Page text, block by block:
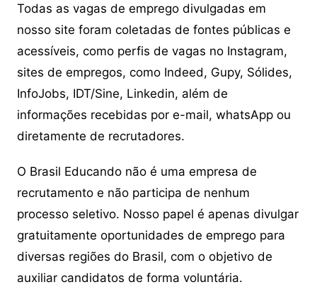
Todas as vagas de emprego divulgadas em
nosso site foram coletadas de fontes públicas e
acessíveis, como perfis de vagas no Instagram,
sites de empregos, como Indeed, Gupy, Sólides,
InfoJobs, IDT/Sine, Linkedin, além de
informações recebidas por e-mail, whatsApp ou
diretamente de recrutadores.
O Brasil Educando não é uma empresa de
recrutamento e não participa de nenhum
processo seletivo. Nosso papel é apenas divulgar
gratuitamente oportunidades de emprego para
diversas regiões do Brasil, com o objetivo de
auxiliar candidatos de forma voluntária.